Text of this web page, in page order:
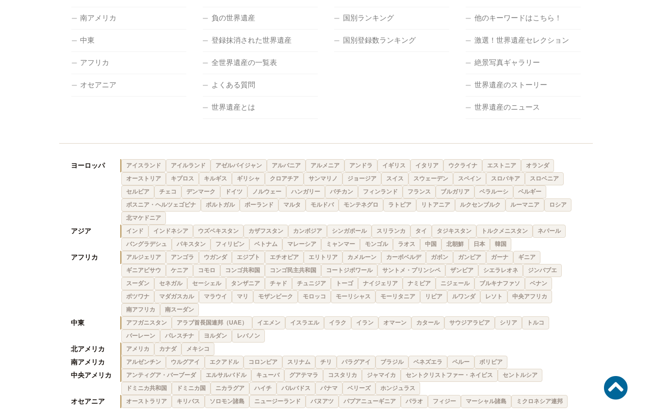
南アメリカ
中東
アフリカ
オセアニア
負の世界遺産
登録抹消された世界遺産
全世界遺産の一覧表
よくある質問
世界遺産とは
国別ランキング
国別登録数ランキング
他のキーワードはこちら！
激選！世界遺産セレクション
絶景写真ギャラリー
世界遺産のストーリー
世界遺産のニュース
ヨーロッパ アイスランド アイルランド アゼルバイジャン アルバニア アルメニア アンドラ イギリス イタリア ウクライナ エストニア
オランダ
オーストリア
キプロス キルギス ギリシャ クロアチア サンマリノ ジョージア スイス スウェーデン スペイン スロバキア
スロベニア
セルビア
チェコ デンマーク ドイツ ノルウェー ハンガリー バチカン フィンランド フランス ブルガリア ベラルーシ
ベルギー
ボスニア・ヘルツェゴビナ
ポルトガル ポーランド マルタ モルドバ モンテネグロ ラトビア リトアニア ルクセンブルク ルーマニア
ロシア
北マケドニア
アジア インド インドネシア ウズベキスタン カザフスタン カンボジア シンガポール スリランカ タイ タジキスタン トルクメニスタン
ネパール
バングラデシュ
パキスタン フィリピン ベトナム マレーシア ミャンマー モンゴル ラオス 中国 北朝鮮 日本 韓国
アフリカ アルジェリア アンゴラ ウガンダ エジプト エチオピア エリトリア カメルーン カーボベルデ ガボン ガンビア ガーナ
ギニア
ギニアビサウ
ケニア コモロ コンゴ共和国 コンゴ民主共和国 コートジボワール サントメ・プリンシペ ザンビア シエラレオネ
ジンバブエ
スーダン
セネガル セーシェル タンザニア チャド チュニジア トーゴ ナイジェリア ナミビア ニジェール ブルキナファソ
ベナン
ボツワナ
マダガスカル マラウイ マリ モザンビーク モロッコ モーリシャス モーリタニア リビア ルワンダ レソト
中央アフリカ
南アフリカ
南スーダン
中東 アフガニスタン アラブ首長国連邦（UAE） イエメン イスラエル イラク イラン オマーン カタール サウジアラビア シリア
トルコ
バーレーン
パレスチナ ヨルダン レバノン
北アメリカ アメリカ カナダ メキシコ
南アメリカ アルゼンチン ウルグアイ エクアドル コロンビア スリナム チリ パラグアイ ブラジル ベネズエラ ペルー ボリビア
中央アメリカ アンティグア・バーブーダ エルサルバドル キューバ グアテマラ コスタリカ ジャマイカ セントクリストファー・ネイビス
セントルシア
ドミニカ共和国
ドミニカ国 ニカラグア ハイチ バルバドス パナマ ベリーズ ホンジュラス
オセアニア オーストラリア キリバス ソロモン諸島 ニュージーランド バヌアツ パプアニューギニア パラオ フィジー マーシャル諸島 ミクロネシア連邦